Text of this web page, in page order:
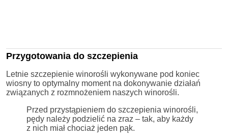
Przygotowania do szczepienia
Letnie szczepienie winorośli wykonywane pod koniec
wiosny to optymalny moment na dokonywanie działań
związanych z rozmnożeniem naszych winorośli.
Przed przystąpieniem do szczepienia winorośli,
pędy należy podzielić na zraz – tak, aby każdy
z nich miał chociaż jeden pąk.